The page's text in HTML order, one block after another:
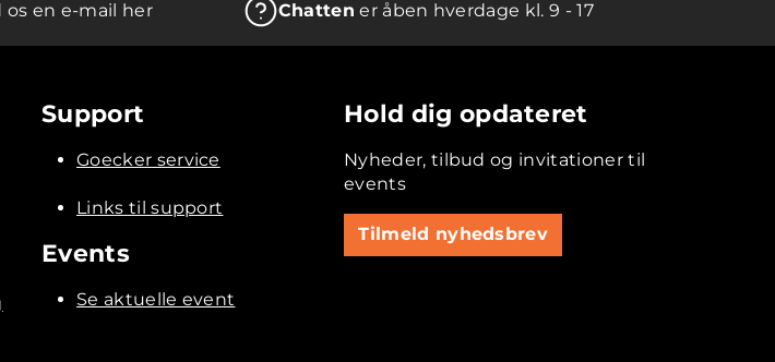
os en e-mail her Chatten er åben hverdage kl. 9 - 17
Support
Goecker service
Links til support
Events
Se aktuelle event
Hold dig opdateret
Nyheder, tilbud og invitationer til
events
Tilmeld nyhedsbrev